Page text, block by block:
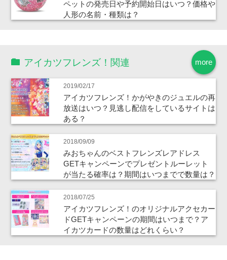
ペットの発売日や予約開始日はいつ？価格や
人形の名前・種類は？
more
アイカツフレンズ！関連
2019/02/17
アイカツフレンズ！かがやきのジュエルの再
放送はいつ？見逃し配信をしているサイトは
ある？
2018/09/09
みおちゃんのベストフレンズレアドレス
GETキャンペーンでプレゼントルーレット
が当たる確率は？期間はいつまでで数量は？
2018/07/25
アイカツフレンズ！のオリジナルアクセカー
ドGETキャンペーンの期間はいつまで？ア
イカツカードの数量はどれくらい？